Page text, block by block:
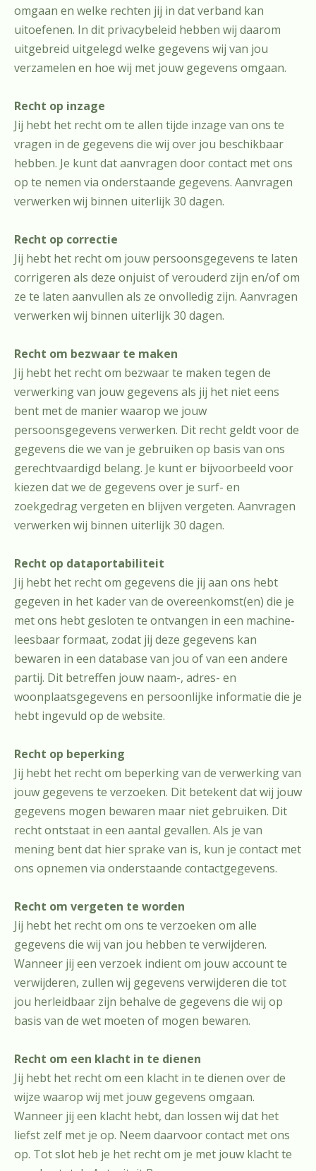
omgaan en welke rechten jij in dat verband kan
uitoefenen. In dit privacybeleid hebben wij daarom
uitgebreid uitgelegd welke gegevens wij van jou
verzamelen en hoe wij met jouw gegevens omgaan.
Recht op inzage
Jij hebt het recht om te allen tijde inzage van ons te
vragen in de gegevens die wij over jou beschikbaar
hebben. Je kunt dat aanvragen door contact met ons
op te nemen via onderstaande gegevens. Aanvragen
verwerken wij binnen uiterlijk 30 dagen.
Recht op correctie
Jij hebt het recht om jouw persoonsgegevens te laten
corrigeren als deze onjuist of verouderd zijn en/of om
ze te laten aanvullen als ze onvolledig zijn. Aanvragen
verwerken wij binnen uiterlijk 30 dagen.
Recht om bezwaar te maken
Jij hebt het recht om bezwaar te maken tegen de
verwerking van jouw gegevens als jij het niet eens
bent met de manier waarop we jouw
persoonsgegevens verwerken. Dit recht geldt voor de
gegevens die we van je gebruiken op basis van ons
gerechtvaardigd belang. Je kunt er bijvoorbeeld voor
kiezen dat we de gegevens over je surf- en
zoekgedrag vergeten en blijven vergeten. Aanvragen
verwerken wij binnen uiterlijk 30 dagen.
Recht op dataportabiliteit
Jij hebt het recht om gegevens die jij aan ons hebt
gegeven in het kader van de overeenkomst(en) die je
met ons hebt gesloten te ontvangen in een machine-
leesbaar formaat, zodat jij deze gegevens kan
bewaren in een database van jou of van een andere
partij. Dit betreffen jouw naam-, adres- en
woonplaatsgegevens en persoonlijke informatie die je
hebt ingevuld op de website.
Recht op beperking
Jij hebt het recht om beperking van de verwerking van
jouw gegevens te verzoeken. Dit betekent dat wij jouw
gegevens mogen bewaren maar niet gebruiken. Dit
recht ontstaat in een aantal gevallen. Als je van
mening bent dat hier sprake van is, kun je contact met
ons opnemen via onderstaande contactgegevens.
Recht om vergeten te worden
Jij hebt het recht om ons te verzoeken om alle
gegevens die wij van jou hebben te verwijderen.
Wanneer jij een verzoek indient om jouw account te
verwijderen, zullen wij gegevens verwijderen die tot
jou herleidbaar zijn behalve de gegevens die wij op
basis van de wet moeten of mogen bewaren.
Recht om een klacht in te dienen
Jij hebt het recht om een klacht in te dienen over de
wijze waarop wij met jouw gegevens omgaan.
Wanneer jij een klacht hebt, dan lossen wij dat het
liefst zelf met je op. Neem daarvoor contact met ons
op. Tot slot heb je het recht om je met jouw klacht te